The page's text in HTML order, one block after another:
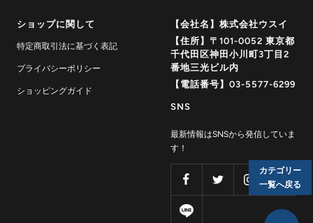
ショップに関して
特定商取引法に基づく表記
プライバシーポリシー
ショッピングガイド
【会社名】株式会社ウスイ
【住所】〒101-0052 東京都
千代田区神田小川町3丁目2
番地三光ビル内
【電話番号】03-5577-6299
SNS
最新情報はSNSから発信していま
す！
カテゴリー
一覧へ戻る